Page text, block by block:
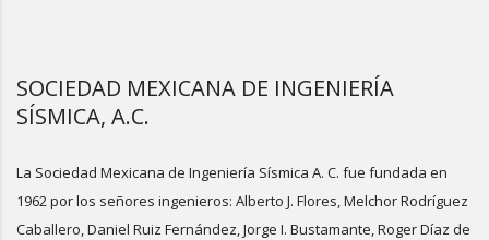
SOCIEDAD MEXICANA DE INGENIERÍA
SÍSMICA, A.C.
La Sociedad Mexicana de Ingeniería Sísmica A. C. fue fundada en
1962 por los señores ingenieros: Alberto J. Flores, Melchor Rodríguez
Caballero, Daniel Ruiz Fernández, Jorge I. Bustamante, Roger Díaz de